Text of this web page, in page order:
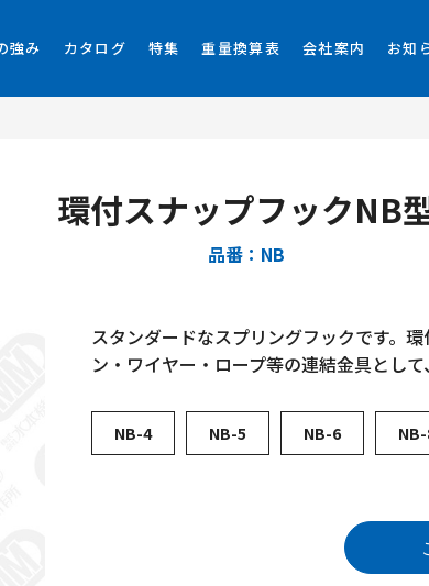
強み カタログ 特集 重量換算表 会社案内 お知
環付スナップフックNB
品番：NB
スタンダードなスプリングフックです。
ン・ワイヤー・ロープ等の連結金具とし
NB-4 NB-5 NB-6